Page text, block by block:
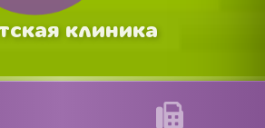
клиника